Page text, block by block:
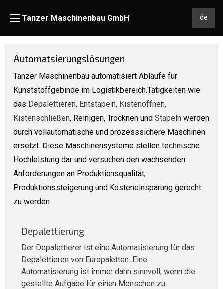
Tanzer Maschinenbau GmbH
de
Automatsierungslösungen
Tanzer Maschinenbau automatisiert Abläufe für
Kunststoffgebinde im Logistikbereich.Tätigkeiten wie
das Depalettieren, Entstapeln, Kistenöffnen,
Kistenschließen, Reinigen, Trocknen und Stapeln werden
durch vollautomatische und prozesssichere Maschinen
ersetzt. Diese Maschinensysteme stellen technische
Hochleistung dar und versuchen den wachsenden
Anforderungen an Produktionsqualität,
Produktionssteigerung und Kosteneinsparung gerecht
zu werden.
Depalettierung
Der Depalettierer ist eine Automatisierung für das
Depalettieren von Europaletten. Eine
Automatisierung ist immer dann sinnvoll, wenn die
gestellte Aufgabe für einen Menschen zu